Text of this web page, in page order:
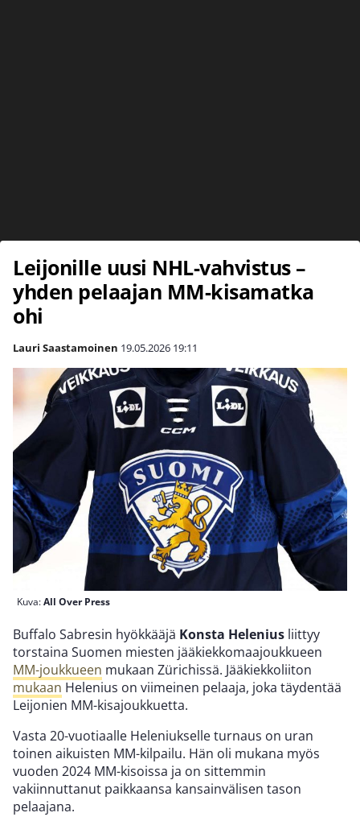
Leijonille uusi NHL-vahvistus –
yhden pelaajan MM-kisamatka
ohi
Lauri Saastamoinen 19.05.2026 19:11
Kuva:All Over Press
Buffalo Sabresin hyökkääjä Konsta Helenius liittyy
torstaina Suomen miesten jääkiekkomaajoukkueen
MM-joukkueen mukaan Zürichissä. Jääkiekkoliiton
mukaan Helenius on viimeinen pelaaja, joka täydentää
Leijonien MM-kisajoukkuetta.
Vasta 20-vuotiaalle Heleniukselle turnaus on uran
toinen aikuisten MM-kilpailu. Hän oli mukana myös
vuoden 2024 MM-kisoissa ja on sittemmin
vakiinnuttanut paikkaansa kansainvälisen tason
pelaajana.